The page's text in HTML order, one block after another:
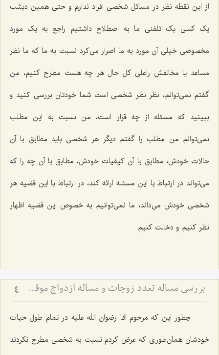
از این نقطه نظر در مسائل شخصی افراد ندارم و حتی همین دیشب
یک کسی یک تلفنی ما به اصطلاح داشتیم راجع به یک مورد
مخصوصی خیلی آن مورد به ما اصرار می‌کرد نسبت به ما که ما نظر
مساعد یا مخالفش راعلی کل حال هر چه هست مطرح کنیم، من
گفتم نمی‌توانم، نظر نظر شخصی است شما خودتان بررسی کنید و
ببینید که مسئله از چه قرار است، من نسبت به این مطلب
نمی‌توانم من مطلب را گفتم دیگر هر شخصی باید مطابق با آن
حالات خودش، مطابق با آن کیفیات خودش، مطابق با آن چه را که
می‌تواند در ارتباط با این مسئله ارائه کند، در ارتباط با این قضیه هر
شخصی خودش می‌داند، ما نمی‌توانیم به خصوص این قضیه اظهار
نظر کنیم و دخالت کنیم.
بررسی مساله تعدد زوجات و مساله ازدواج موقت(2) 4
چطور این که مرحوم آقا رضوان اللَه علیه در تمام طول حیات
خودشان همان‌طوری که عرض کردم نسبت به شخصی مطرح نکردند